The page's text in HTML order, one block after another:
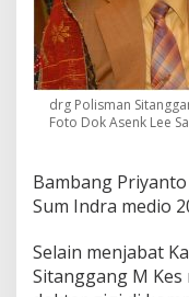
drg Polisman
Foto Dok Asenk Lee
Bambang
Sum Indra medio
Selain menjabat
Sitanggang M